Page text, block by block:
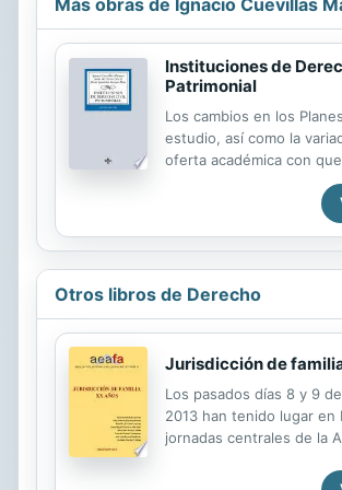
Instituciones de
Patrimonial
Los cambios en los
estudio, así como la
oferta académica con
universitarios, han
los estudiosos del
nuevo desafío
con precisión los
manera de transmitir el
Conjugando tiempo
rigor científico, estas
objetivo señalado,
instituciones civiles del
español más acordes con
Otros libros de Derecho
Jurisdicción de
Los pasados días 8 y 9
2013 han tenido lugar en
jornadas centrales de la
JURISDICCION DE